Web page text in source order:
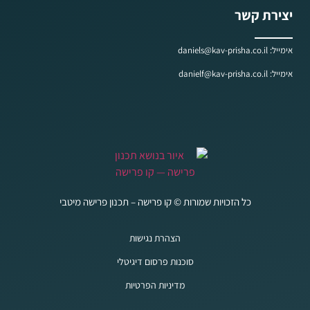
יצירת קשר
אימייל: daniels@kav-prisha.co.il
אימייל: danielf@kav-prisha.co.il
כל הזכויות שמורות © קו פרישה – תכנון פרישה מיטבי
הצהרת נגישות
סוכנות פרסום דיגיטלי
מדיניות הפרטיות